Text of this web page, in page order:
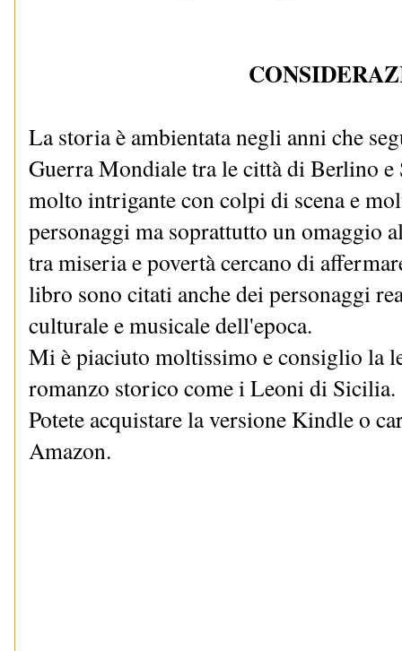
La storia è ambientata negli anni che
Guerra Mondiale tra le città di Berlino e
molto intrigante con colpi di scena e
personaggi ma soprattutto un omaggio
tra miseria e povertà cercano di
libro sono citati anche dei personaggi
culturale e musicale dell'epoca.
Mi è piaciuto moltissimo e consiglio la
romanzo storico come i Leoni di Sicilia.
Potete acquistare la versione Kindle o
Amazon.